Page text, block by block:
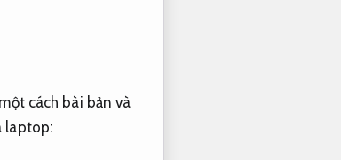
cách bài bản và
laptop: